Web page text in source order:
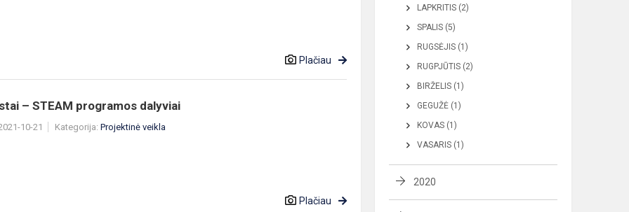
Plačiau
– STEAM programos dalyviai
10-21 Kategorija: Projektinė veikla
Plačiau
LAPKRITIS (2)
SPALIS (5)
RUGSĖJIS (1)
RUGPJŪTIS (2)
BIRŽELIS (1)
GEGUŽĖ (1)
KOVAS (1)
VASARIS (1)
2020